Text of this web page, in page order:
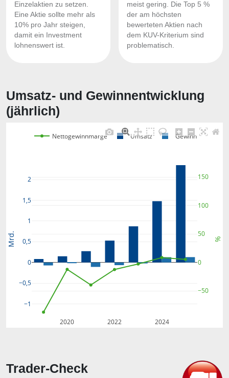
Einzelaktien zu setzen.
Eine Aktie sollte mehr als
10% pro Jahr steigen,
damit ein Investment
lohnenswert ist.
meist gering. Die Top 5 %
der am höchsten
bewerteten Aktien nach
dem KUV-Kriterium sind
problematisch.
Umsatz- und Gewinnentwicklung
(jährlich)
2020 2022 2024
−1
−0,5
0
0,5
1
1,5
2
−50
0
50
100
150
Nettogewinnmarge Umsatz Gewinn
Mrd. %
Trader-Check